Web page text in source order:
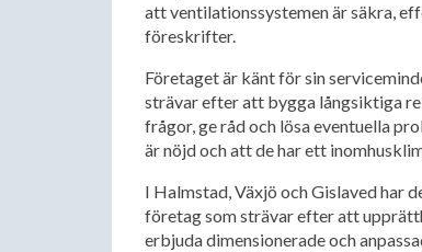
att ventilationssystemen är säkra,
föreskrifter.
Företaget är känt för sin
strävar efter att bygga långsiktiga
frågor, ge råd och lösa eventuella
är nöjd och att de har ett
I Halmstad, Växjö och Gislaved
företag som strävar efter att
erbjuda dimensionerade och